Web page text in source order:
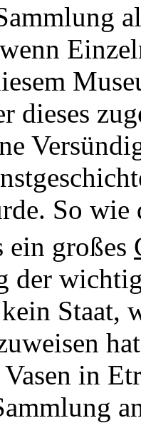
dieses
So
ein großes
der
Staat,
in